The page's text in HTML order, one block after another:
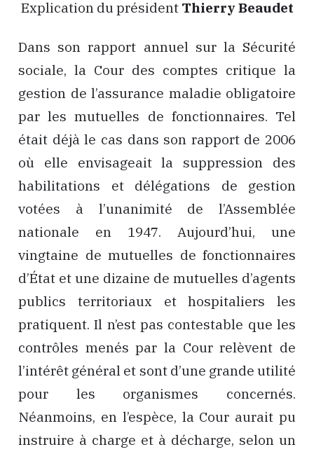
Explication du président Thierry Beaudet
Dans son rapport annuel sur la Sécurité
sociale, la Cour des comptes critique la
gestion de l’assurance maladie obligatoire
par les mutuelles de fonctionnaires. Tel
était déjà le cas dans son rapport de 2006
où elle envisageait la suppression des
habilitations et délégations de gestion
votées à l’unanimité de l’Assemblée
nationale en 1947. Aujourd’hui, une
vingtaine de mutuelles de fonctionnaires
d’État et une dizaine de mutuelles d’agents
publics territoriaux et hospitaliers les
pratiquent. Il n’est pas contestable que les
contrôles menés par la Cour relèvent de
l’intérêt général et sont d’une grande utilité
pour les organismes concernés.
Néanmoins, en l’espèce, la Cour aurait pu
instruire à charge et à décharge, selon un